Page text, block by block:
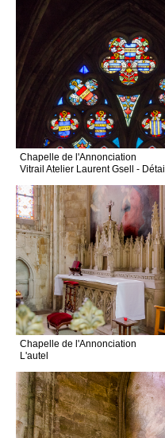
Chapelle de l'Annonciation
Vitrail Atelier Laurent Gsell - Détail
Chapelle de l'Annonciation
L'autel